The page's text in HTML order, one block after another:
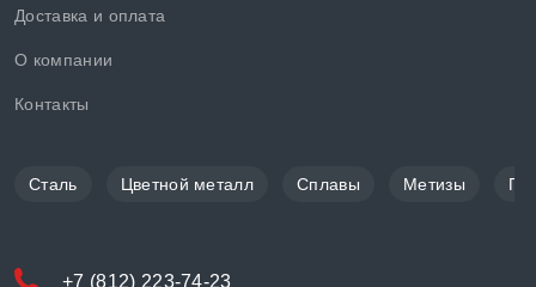
Доставка и оплата
О компании
Контакты
Сталь Цветной металл Сплавы Метизы
+7 (812) 223-74-23